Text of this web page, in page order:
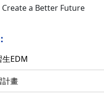
Create a Better Future
EDM
計畫